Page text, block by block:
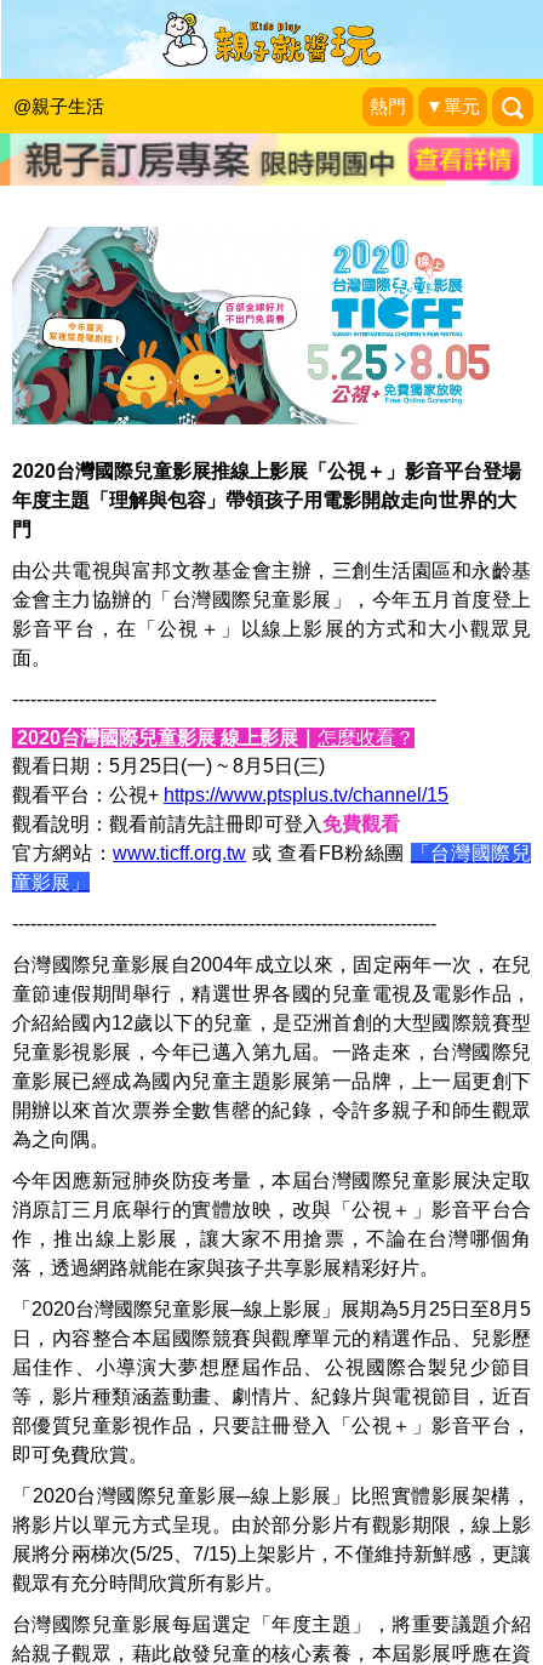
@親子生活 熱門 ▼單元
防疫不出門，「2020台灣國際兒童影
展」線上就能看！(已結束)
KidsPlay編輯室|2020-05-22
2020台灣國際兒童影展推線上影展「公視＋」影音平台登場
年度主題「理解與包容」帶領孩子用電影開啟走向世界的大
門
由公共電視與富邦文教基金會主辦，三創生活園區和永齡基
金會主力協辦的「台灣國際兒童影展」，今年五月首度登上
影音平台，在「公視＋」以線上影展的方式和大小觀眾見
面。
----------------------------------------------------------------------
2020台灣國際兒童影展 線上影展｜ 怎麼收看 ？
觀看日期：5月25日(一) ~ 8月5日(三)
觀看平台：公視+ https://www.ptsplus.tv/channel/15
觀看說明：觀看前請先註冊即可登入免費觀看
官方網站：www.ticff.org.tw 或 查看FB粉絲團
「台灣國際兒
童影展」
----------------------------------------------------------------------
台灣國際兒童影展自2004年成立以來，固定兩年一次，在兒
童節連假期間舉行，精選世界各國的兒童電視及電影作品，
介紹給國內12歲以下的兒童，是亞洲首創的大型國際競賽型
兒童影視影展，今年已邁入第九屆。一路走來，台灣國際兒
童影展已經成為國內兒童主題影展第一品牌，上一屆更創下
開辦以來首次票券全數售罄的紀錄，令許多親子和師生觀眾
為之向隅。
今年因應新冠肺炎防疫考量，本屆台灣國際兒童影展決定取
消原訂三月底舉行的實體放映，改與「公視＋」影音平台合
作，推出線上影展，讓大家不用搶票，不論在台灣哪個角
落，透過網路就能在家與孩子共享影展精彩好片。
「2020台灣國際兒童影展─線上影展」展期為5月25日至8月5
日，內容整合本屆國際競賽與觀摩單元的精選作品、兒影歷
屆佳作、小導演大夢想歷屆作品、公視國際合製兒少節目
等，影片種類涵蓋動畫、劇情片、紀錄片與電視節目，近百
部優質兒童影視作品，只要註冊登入「公視＋」影音平台，
即可免費欣賞。
「2020台灣國際兒童影展─線上影展」比照實體影展架構，
將影片以單元方式呈現。由於部分影片有觀影期限，線上影
展將分兩梯次(5/25、7/15)上架影片，不僅維持新鮮感，更讓
觀眾有充分時間欣賞所有影片。
台灣國際兒童影展每屆選定「年度主題」，將重要議題介紹
給親子觀眾，藉此啟發兒童的核心素養，本屆影展呼應在資